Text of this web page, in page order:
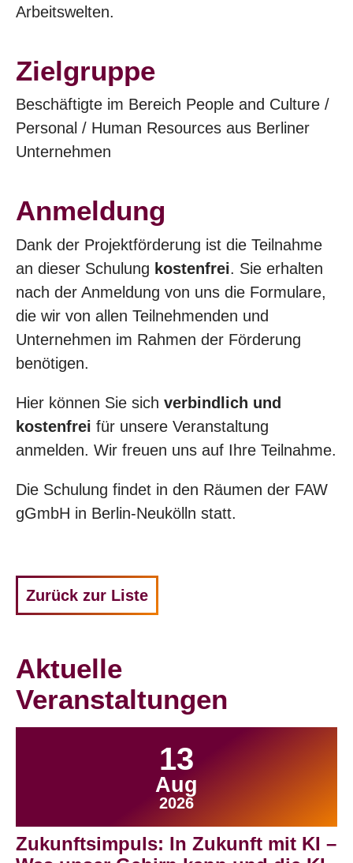
Arbeitswelten.
Zielgruppe
Beschäftigte im Bereich People and Culture /
Personal / Human Resources aus Berliner
Unternehmen
Anmeldung
Dank der Projektförderung ist die Teilnahme
an dieser Schulung kostenfrei. Sie erhalten
nach der Anmeldung von uns die Formulare,
die wir von allen Teilnehmenden und
Unternehmen im Rahmen der Förderung
benötigen.
Hier können Sie sich verbindlich und
kostenfrei für unsere Veranstaltung
anmelden. Wir freuen uns auf Ihre Teilnahme.
Die Schulung findet in den Räumen der FAW
gGmbH in Berlin-Neukölln statt.
Zurück zur Liste
Aktuelle
Veranstaltungen
13
Aug
2026
Zukunftsimpuls: In Zukunft mit KI –